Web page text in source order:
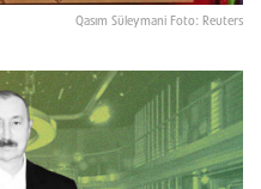
Qasım Süleymani Foto: Reuters